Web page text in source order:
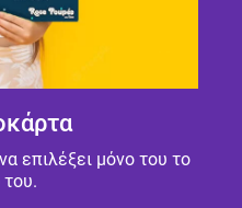
επιλέξει μόνο του το